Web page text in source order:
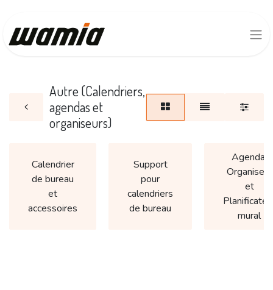
Autre (Calendriers,
agendas et
organiseurs)
Calendrier
de bureau
et
accessoires
Support
pour
calendriers
de bureau
Agenda,
Organiseur
et
mural